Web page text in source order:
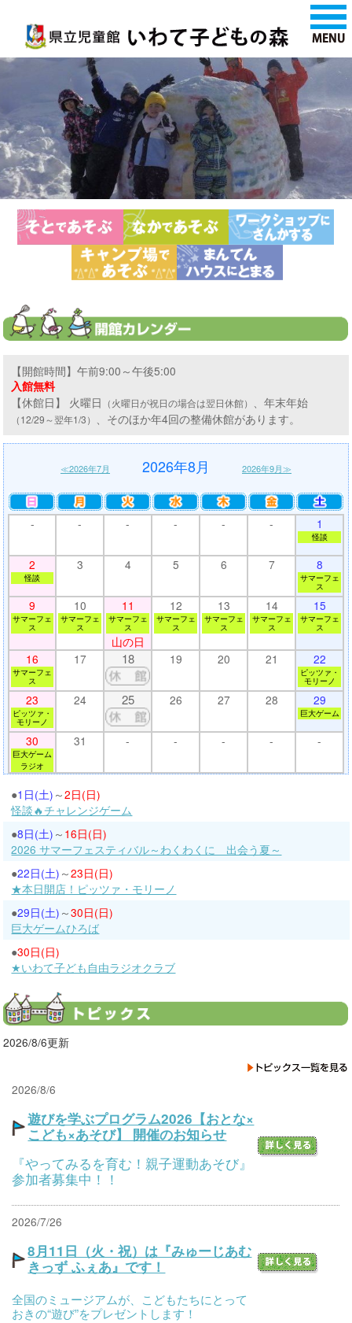
【開館時間】午前9:00～午後5:00
入館無料
【休館日】 火曜日 （火曜日が祝日の場合は翌日休館） 、年末年始
（12/29～翌年1/3） 、そのほか年4回の整備休館があります。
≪2026年7月 2026年8月 2026年9月≫
- - - - - - 1
怪談
2
怪談
3 4 5 6 7 8
サマーフェ
ス
9
サマーフェ
ス
10
サマーフェ
ス
11
サマーフェ
ス
山の日
12
サマーフェ
ス
13
サマーフェ
ス
14
サマーフェ
ス
15
サマーフェ
ス
16
サマーフェ
ス
17 18 19 20 21 22
ピッツァ・
モリーノ
23
ピッツァ・
モリーノ
24 25 26 27 28 29
巨大ゲーム
30
巨大ゲーム
ラジオ
31 - - - - -
●1日(土) ～2日(日)
怪談🔥チャレンジゲーム
●8日(土) ～ 16日(日)
2026 サマーフェスティバル～わくわくに 出会う夏～
●22日(土) ～23日(日)
★本日開店！ピッツァ・モリーノ
●29日(土) ～30日(日)
巨大ゲームひろば
●30日(日)
★いわて子ども自由ラジオクラブ
2026/8/6更新
2026/8/6
遊びを学ぶプログラム2026【おとな×
こども×あそび】 開催のお知らせ
『やってみるを育む！親子運動あそび』
参加者募集中！！
2026/7/26
8月11日（火・祝）は『みゅーじあむ
きっず ふぇあ』です！
全国のミュージアムが、こどもたちにとって
おきの“遊び”をプレゼントします！